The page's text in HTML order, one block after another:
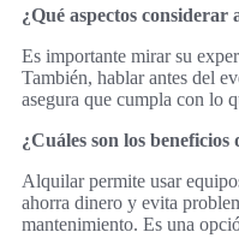
¿Qué aspectos considerar
Es importante mirar su
También, hablar antes del
asegura que cumpla con lo
¿Cuáles son los
Alquilar permite usar
ahorra dinero y evita
mantenimiento. Es una